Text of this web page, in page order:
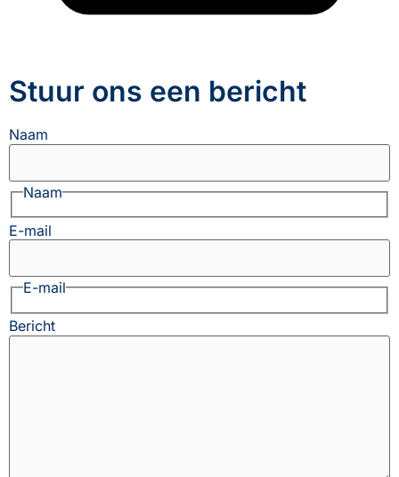
Stuur ons een bericht
Naam
Naam
E-mail
E-mail
Bericht